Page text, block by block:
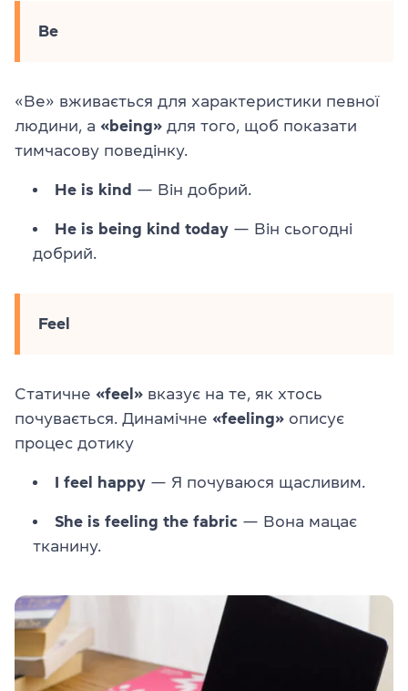
Be
«Be» вживається для характеристики певної
людини, а «being» для того, щоб показати
тимчасову поведінку.
He is kind — Він добрий.
He is being kind today — Він сьогодні
добрий.
Feel
Статичне «feel» вказує на те, як хтось
почувається. Динамічне «feeling» описує
процес дотику
I feel happy — Я почуваюся щасливим.
She is feeling the fabric — Вона мацає
тканину.